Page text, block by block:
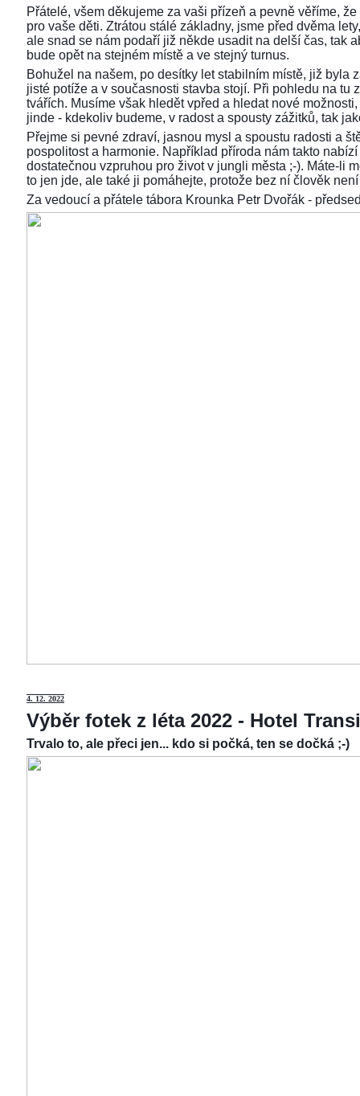
Přátelé, všem děkujeme za vaši přízeň a pevně věříme,
pro vaše děti. Ztrátou stálé základny, jsme před dvěma
ale snad se nám podaří již někde usadit na delší čas, tak
bude opět na stejném místě a ve stejný turnus.
Bohužel na našem, po desítky let stabilním místě, již byla
jisté potíže a v současnosti stavba stojí. Při pohledu na tu
tvářích. Musíme však hledět vpřed a hledat nové
jinde - kdekoliv budeme, v radost a spousty zážitků, tak
Přejme si pevné zdraví, jasnou mysl a spoustu radosti a
pospolitost a harmonie. Například příroda nám takto
dostatečnou vzpruhou pro život v jungli města ;-). Máte-li
to jen jde, ale také ji pomáhejte, protože bez ní člověk
Za vedoucí a přátele tábora Krounka Petr Dvořák -
4. 12. 2022
Výběr fotek z léta 2022 - Hotel
Trvalo to, ale přeci jen... kdo si počká, ten se dočká ;-)